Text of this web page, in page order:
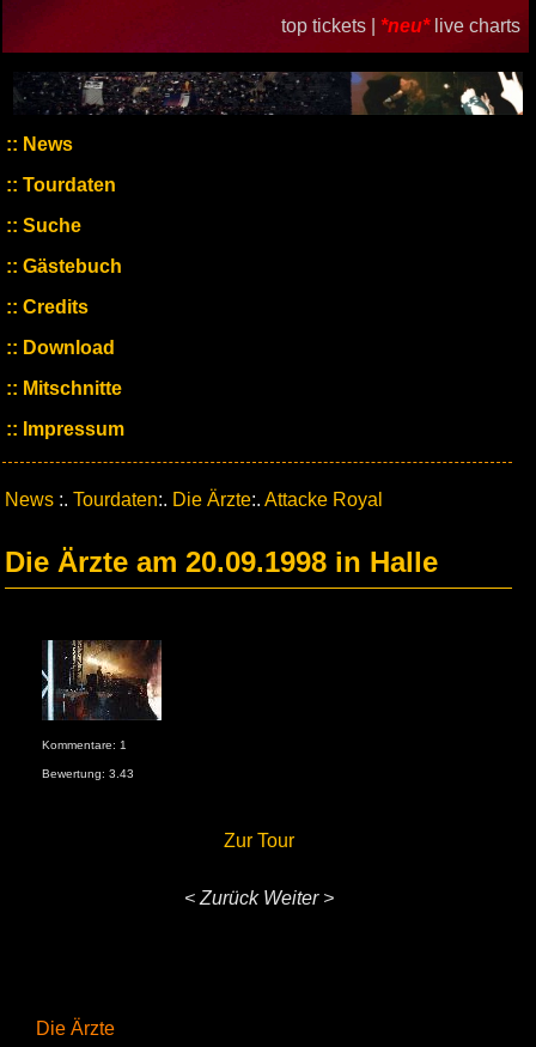
top tickets | *neu* live charts
News
Tourdaten
Suche
Gästebuch
Credits
Download
Mitschnitte
Impressum
Die Ärzte
News :. Tourdaten:. Die Ärzte:. Attacke Royal
Die Ärzte am 20.09.1998 in Halle
Kommentare: 1
Bewertung: 3.43
Zur Tour
< Zurück Weiter >